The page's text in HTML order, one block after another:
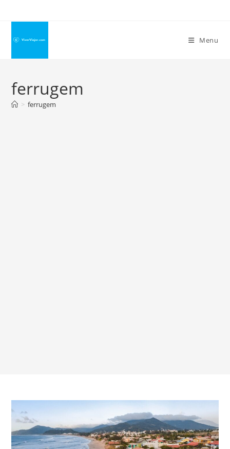
conteúdo
Menu
ferrugem
> ferrugem